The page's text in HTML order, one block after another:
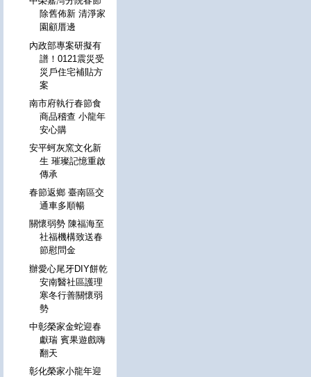
除舊佈新 清淨家
園顧厝邊
內政部專案研擬有
譜！0121震災受
災戶住宅補貼方
案
南市府執行春節食
商品稽查 小龍年
安心購
安平蚵灰窯文化新
生 璀璨記憶重啟
傳承
春節返鄉 臺南區交
通車多順暢
關懷弱勢 陳福海至
社福機構致送春
節慰問金
辦愛心尾牙DIY餅乾
安南醫社區護理
寒冬行善關懷弱
勢
中彰榮家金蛇迎春
獻瑞 賓果遊戲嗨
翻天
彰化榮家小龍年迎